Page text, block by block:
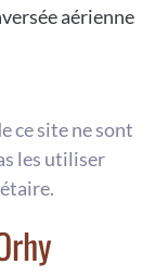
aérienne
ce site ne sont
les utiliser